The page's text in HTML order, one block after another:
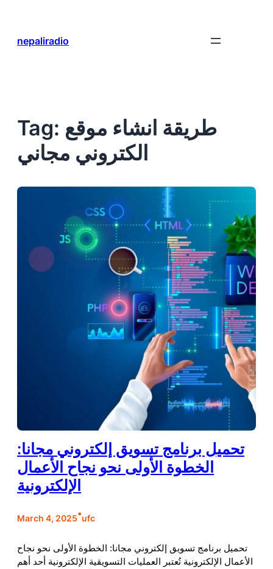
content
nepaliradio
Tag: طريقة انشاء موقع
الكتروني مجاني
تحميل برنامج تسويق إلكتروني مجانا:
الخطوة الأولى نحو نجاح الأعمال
الإلكترونية
March 4, 2025•ufc
تحميل برنامج تسويق إلكتروني مجانا: الخطوة الأولى نحو نجاح
الأعمال الإلكترونية تُعتبر العمليات التسويقية الإلكترونية أحد أهم